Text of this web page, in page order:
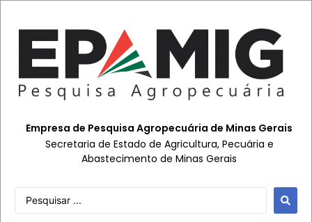
Empresa de Pesquisa Agropecuária de Minas Gerais
Secretaria de Estado de Agricultura, Pecuária e
Abastecimento de Minas Gerais